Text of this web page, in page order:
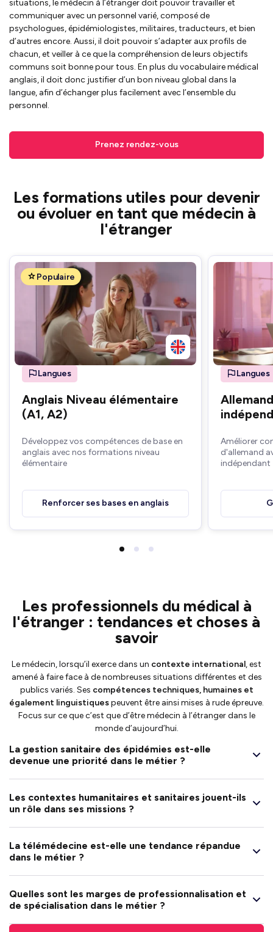
situations, le médecin à l’étranger doit pouvoir travailler et
communiquer avec un personnel varié, composé de
psychologues, épidémiologistes, militaires, traducteurs, et bien
d’autres encore. Aussi, il doit pouvoir s’adapter aux profils de
chacun, et veiller à ce que la compréhension de leurs objectifs
communs soit bonne pour tous. En plus du vocabulaire médical
anglais, il doit donc justifier d’un bon niveau global dans la
langue, afin d’échanger plus facilement avec l’ensemble du
personnel.
Prenez rendez-vous
Les formations utiles pour devenir
ou évoluer en tant que médecin à
l'étranger
Populaire
Langues
Anglais Niveau élémentaire
(A1, A2)
Développez vos compétences de base en
anglais avec nos formations niveau
élémentaire
Renforcer ses bases en anglais
Langues
Améliorer
d'allemand
indépendant
Les professionnels du médical à
l'étranger : tendances et choses à
savoir
Le médecin, lorsqu’il exerce dans un contexte international, est
amené à faire face à de nombreuses situations différentes et des
publics variés. Ses compétences techniques, humaines et
également linguistiquespeuvent être ainsi mises à rude épreuve.
Focus sur ce que c’est que d’être médecin à l’étranger dans le
monde d’aujourd’hui.
La gestion sanitaire des épidémies est-elle
devenue une priorité dans le métier ?
Les contextes humanitaires et sanitaires jouent-ils
un rôle dans ses missions ?
La télémédecine est-elle une tendance répandue
dans le métier ?
Quelles sont les marges de professionnalisation et
de spécialisation dans le métier ?